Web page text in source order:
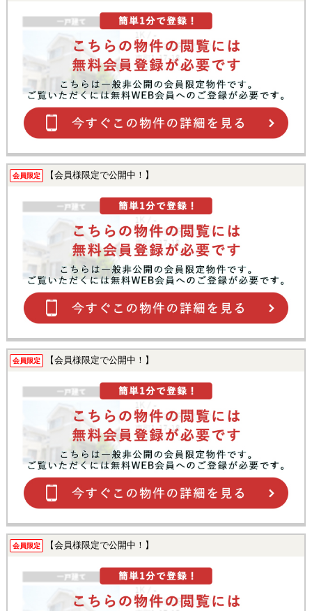
会員限定 【会員様限定で公開中！】
会員限定 【会員様限定で公開中！】
会員限定 【会員様限定で公開中！】